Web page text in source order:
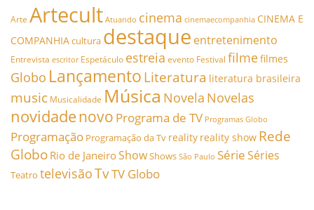
Arte Artecult Atuando cinema cinemaecompanhia CINEMA E
COMPANHIAcultura destaque entretenimento
Entrevista escritor Espetáculo estreia evento Festival filmefilmes
Globo Lançamento Literatura literatura brasileira
music Musicalidade Música Novela Novelas
novidadenovo Programa de TV Programas Globo
Programação Programação da Tv reality reality show Rede
Globo Rio de JaneiroShowShows São Paulo SérieSéries
Teatro televisãoTvTV Globo